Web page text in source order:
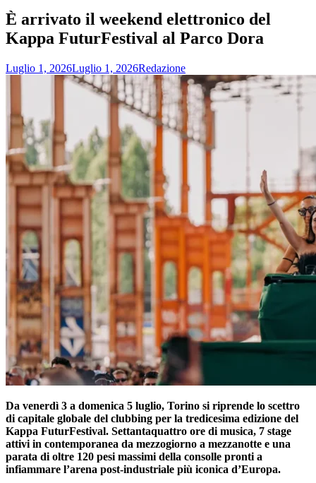
È arrivato il weekend elettronico del
Kappa FuturFestival al Parco Dora
Luglio 1, 2026Luglio 1, 2026Redazione
Da venerdì 3 a domenica 5 luglio, Torino si riprende lo scettro
di capitale globale del clubbing per la tredicesima edizione del
Kappa FuturFestival. Settantaquattro ore di musica, 7 stage
attivi in contemporanea da mezzogiorno a mezzanotte e una
parata di oltre 120 pesi massimi della consolle pronti a
infiammare l’arena post-industriale più iconica d’Europa.